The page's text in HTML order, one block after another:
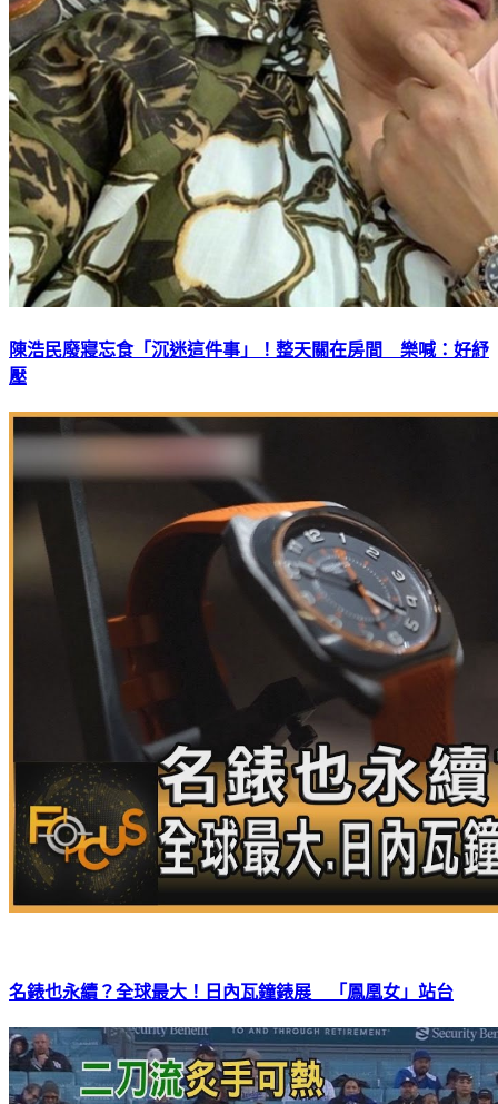
陳浩民廢寢忘食「沉迷這件事」！整天關在房間 樂喊：好紓
壓
名錶也永續？全球最大！日內瓦鐘錶展 「鳳凰女」站台